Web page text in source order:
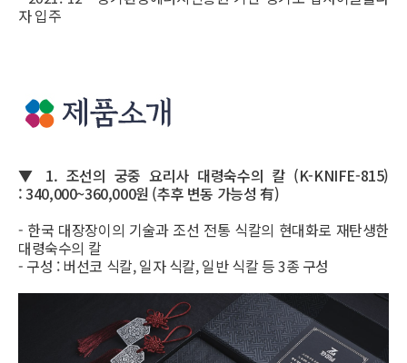
자 입주
▼ 1. 조선의 궁중 요리사 대령숙수의 칼 (K-KNIFE-815)
:340,000~360,000원 (추후 변동 가능성 有)
- 한국 대장장이의 기술과 조선 전통 식칼의 현대화로 재탄생한
대령숙수의 칼
- 구성 : 버선코 식칼, 일자 식칼, 일반 식칼 등 3종 구성